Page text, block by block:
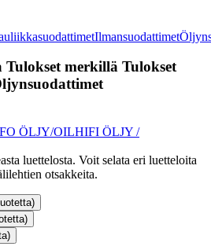
Ilmansuodattimet
Tulokset merkillä Tulokset
ÖLJY/OILHIFI ÖLJY /
luettelosta. Voit selata eri luetteloita
otsakkeita.